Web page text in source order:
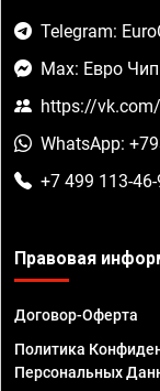
Telegram:
Max: Евро
https://
WhatsApp:
+7 499 113-46-
Правовая
Договор-Оферта
Политика
Персональных